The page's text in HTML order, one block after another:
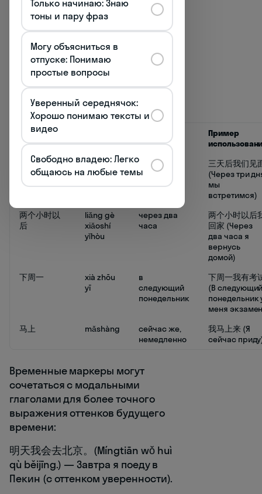
"завтра" мы понимаем, что
действие произойдёт в будущем.
Для более точного указания
времени в будущем используются
комбинированные временные
выражения:
Временное
выражение
Пример
三天后
sān tiān
hòu
через три
дня
三天后我们见
(Через три
мы
встретимся)
两个小时以
后
liǎng gè
xiǎoshí
yǐhòu
через два
часа
两个小时以后
回家 (Через
два часа я
вернусь
домой)
下周一
xià zhōu
yī
в
следующий
понедельник
下周一我有考
(В
понедельник
меня
马上
mǎshàng
сейчас же,
немедленно
我马上来 (Я
сейчас
Временные маркеры могут
сочетаться с модальными
глаголами для более точного
выражения оттенков будущего
времени:
明天我会去北京。(Míngtiān wǒ huì
qù běijīng.) — Завтра я поеду в
Пекин (с оттенком уверенности).
Только начинаю: Знаю
тоны и пару фраз
Могу объясниться в
отпуске: Понимаю
простые вопросы
Уверенный середнячок:
Хорошо понимаю тексты и
видео
Свободно владею: Легко
общаюсь на любые темы